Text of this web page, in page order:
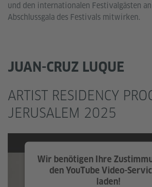
und den internationalen Festivalgästen
Abschlussgala des Festivals mitwirken.
JUAN-CRUZ LUQUE
ARTIST RESIDENCY
JERUSALEM 2025
Wir benötigen Ihre
den YouTube Video-
laden!